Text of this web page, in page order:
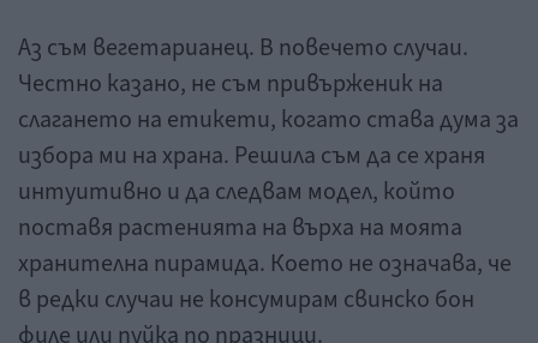
Аз съм вегетарианец. В повечето случаи.
Честно казано, не съм привърженик на
слагането на етикети, когато става дума за
избора ми на храна. Решила съм да се храня
интуитивно и да следвам модел, който
поставя растенията на върха на моята
хранителна пирамида. Което не означава, че
в редки случаи не консумирам свинско бон
филе или пуйка по празници.